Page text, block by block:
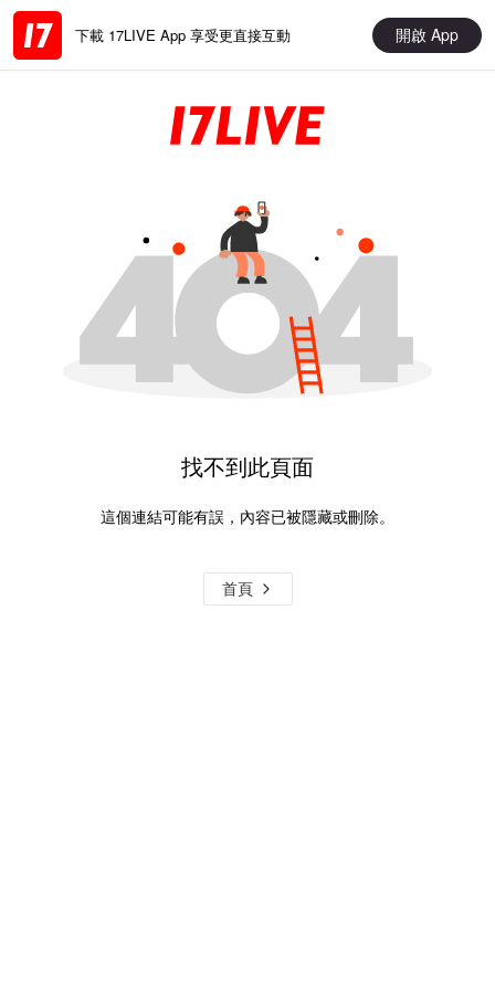
下載 17LIVE App 享受更直接互動 開啟 App
找不到此頁面
這個連結可能有誤，內容已被隱藏或刪除。
首頁